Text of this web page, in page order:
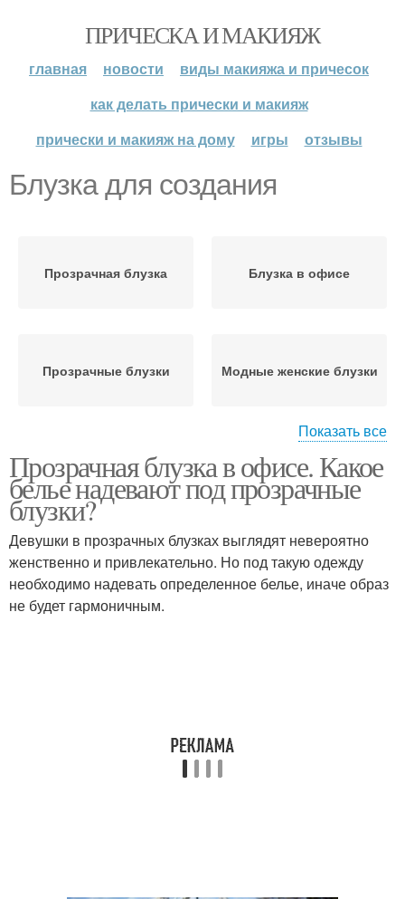
ПРИЧЕСКА И МАКИЯЖ
главная новости
виды макияжа и причесок
как делать прически и макияж
прически и макияж на дому
игры отзывы
Блузка для создания
Прозрачная блузка Блузка в офисе
Прозрачные блузки Модные женские блузки
Блузки для создания
Блузка для вечернего
выхода
Блузка с майкой Шифоновые блузки
Показать все
Прозрачная блузка в офисе. Какое
белье надевают под прозрачные
блузки?
Девушки в прозрачных блузках выглядят невероятно
женственно и привлекательно. Но под такую одежду
необходимо надевать определенное белье, иначе образ
не будет гармоничным.